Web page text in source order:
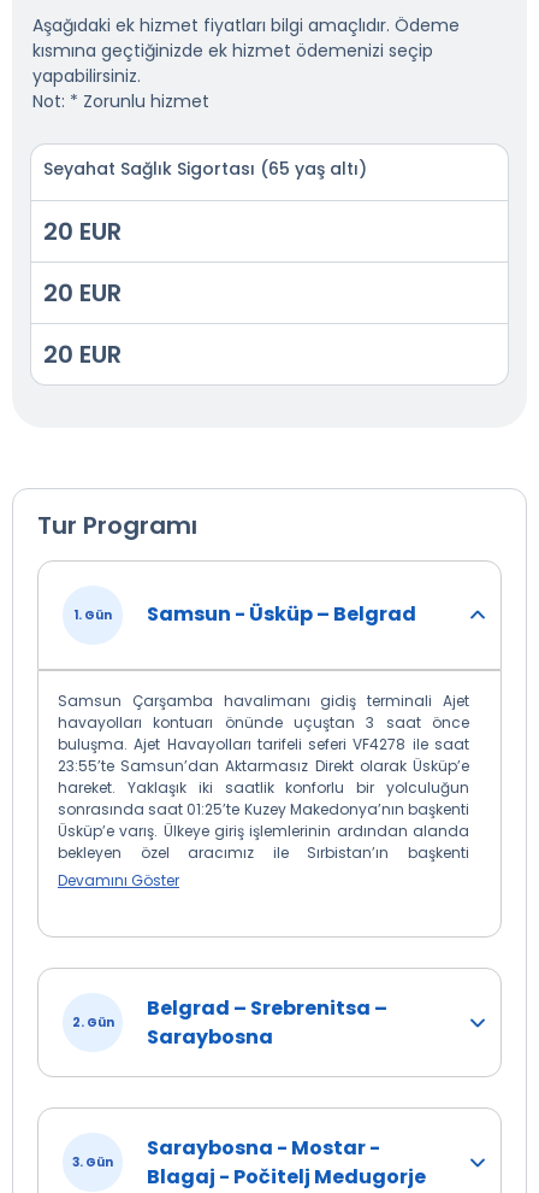
Aşağıdaki ek hizmet fiyatları bilgi amaçlıdır. Ödeme
kısmına geçtiğinizde ek hizmet ödemenizi seçip
yapabilirsiniz.
Not: * Zorunlu hizmet
Seyahat Sağlık Sigortası (65 yaş altı)
20 EUR
20 EUR
20 EUR
Tur Programı
1. Gün Samsun - Üsküp – Belgrad
Samsun Çarşamba havalimanı gidiş terminali Ajet
havayolları kontuarı önünde uçuştan 3 saat önce
buluşma. Ajet Havayolları tarifeli seferi VF4278 ile saat
23:55’te Samsun’dan Aktarmasız Direkt olarak Üsküp’e
hareket. Yaklaşık iki saatlik konforlu bir yolculuğun
sonrasında saat 01:25’te Kuzey Makedonya’nın başkenti
Üsküp’e varış. Ülkeye giriş işlemlerinin ardından alanda
bekleyen özel aracımız ile Sırbistan’ın başkenti
Belgrad’a doğru keyifli bir yolculuğa başlıyoruz. Tarih
hareketliliği ve tarihi dokusuyla dikkat çekiyor. Bu
Belgrad’a varışımızın ardından, şehrin tüm ihtişamını
keşfedeceğimiz panoramik bir şehir turu başlıyor.
Burada, tarihi atmosferi hissedebilir ve Belgrad'ın
noktalarından biri olan Sava Nehri'nin Tuna Nehri'ne
kavuştuğu noktaya gidiyoruz. Bu eşsiz manzarada,
tarih boyunca pek çok kez fetih ve zaferin odak noktası
olmuş olan bu bölgeyi keşfetmek büyük bir keyif olacak.
Devamını Göster
2. Gün
Belgrad – Srebrenitsa –
Saraybosna
3. Gün
Saraybosna - Mostar -
Blagaj - Počitelj Medugorje